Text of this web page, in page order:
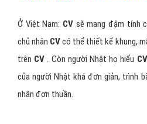
Ở Việt Nam: CVsẽ mang đậm tính
chủ nhân CVcó thể thiết kế khung,
trên CV . Còn người Nhật họ hiểu
của người Nhật khá đơn giản, trình
nhân đơn thuần.